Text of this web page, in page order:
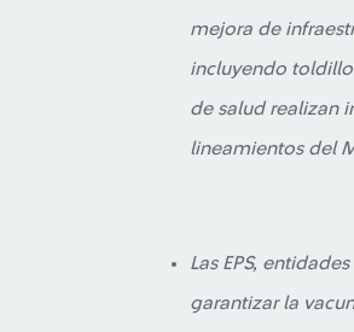
mejora de
incluyendo
de salud realizan
lineamientos del
Las EPS,
garantizar la